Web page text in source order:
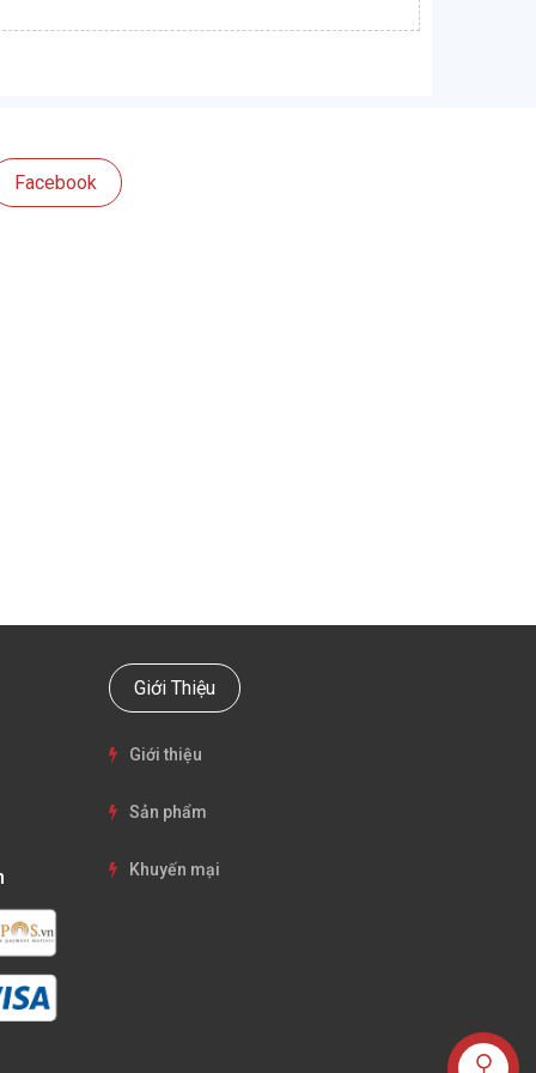
Facebook
Giới Thiệu
Giới thiệu
Sản phẩm
Khuyến mại